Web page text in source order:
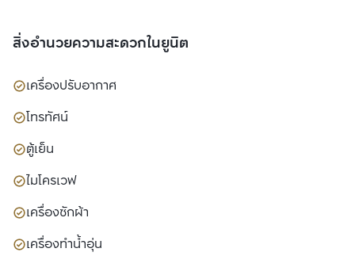
สิ่งอำนวยความสะดวกในยูนิต
เครื่องปรับอากาศ
โทรทัศน์
ตู้เย็น
ไมโครเวฟ
เครื่องซักผ้า
เครื่องทำน้ำอุ่น